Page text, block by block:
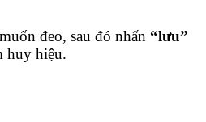
đeo, sau đó nhấn “lưu”
huy hiệu.